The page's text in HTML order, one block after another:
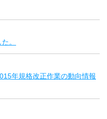
。
年規格改正作業の動向情報